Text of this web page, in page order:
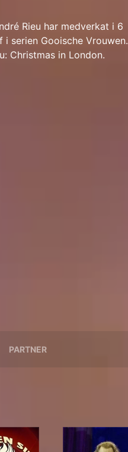
Rieu har medverkat i 6
serien Gooische Vrouwen.
Christmas in London.
PARTNER